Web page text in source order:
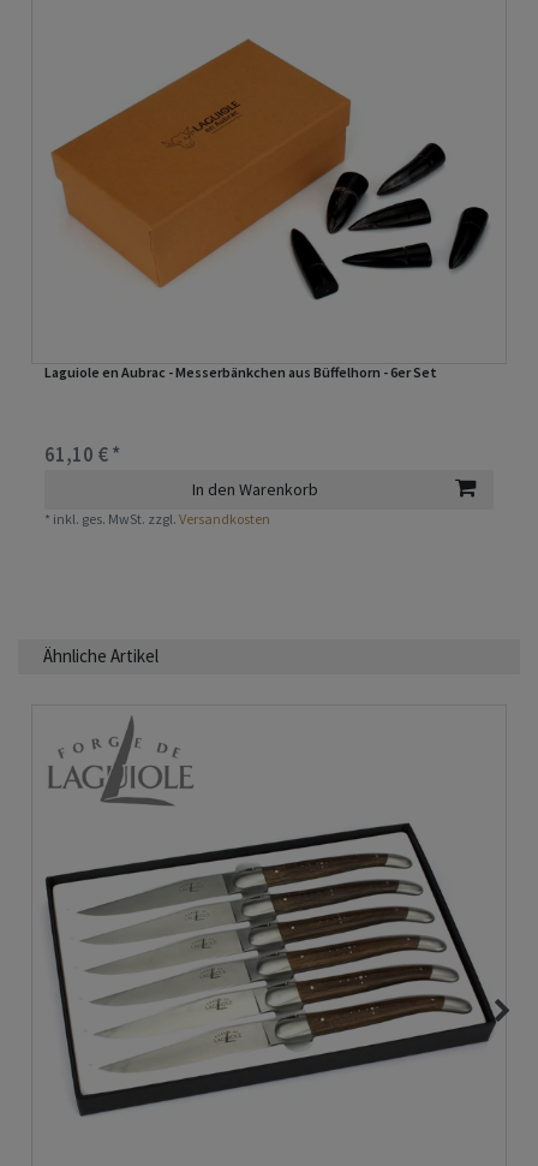
Laguiole en Aubrac - Messerbänkchen aus Büffelhorn - 6er Set
61,10 € *
In den Warenkorb
* inkl. ges. MwSt. zzgl.Versandkosten
Ähnliche Artikel